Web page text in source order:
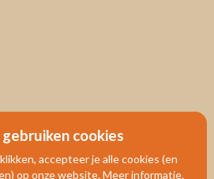
cookies
accepteer je alle cookies (en
op onze website. Meer informatie.